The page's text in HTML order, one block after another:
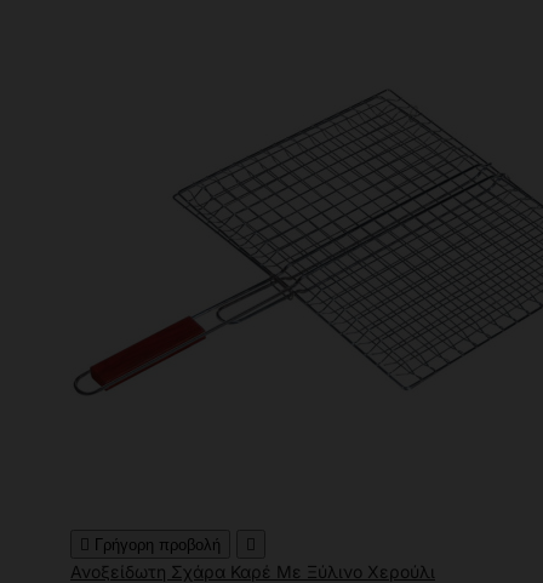
 Γρήγορη προβολή 
Ανοξείδωτη Σχάρα Καρέ Με Ξύλινο Χερούλι